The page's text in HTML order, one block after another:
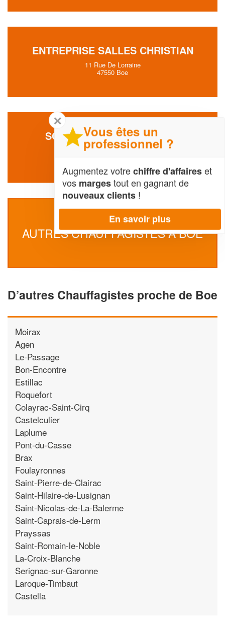
ENTREPRISE SALLES CHRISTIAN
11 Rue De Lorraine
47550 Boe
SOCIÉTÉ EUROTEC H (SAS)
12 Rue De La Poste
AUTRES CHAUFFAGISTES À BOE
D’autres Chauffagistes proche de Boe
Moirax
Agen
Le-Passage
Bon-Encontre
Estillac
Roquefort
Colayrac-Saint-Cirq
Castelculier
Laplume
Pont-du-Casse
Brax
Foulayronnes
Saint-Pierre-de-Clairac
Saint-Hilaire-de-Lusignan
Saint-Nicolas-de-La-Balerme
Saint-Caprais-de-Lerm
Prayssas
Saint-Romain-le-Noble
La-Croix-Blanche
Serignac-sur-Garonne
Laroque-Timbaut
Castella
✕
Vous êtes un
professionnel ?
Augmentez votrechiffre d'affaireset
vos margestout en gagnant de
nouveaux clients !
En savoir plus